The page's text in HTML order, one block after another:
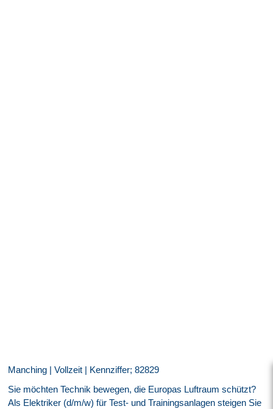
Manching | Vollzeit | Kennziffer; 82829
Sie möchten Technik bewegen, die Europas Luftraum schützt?
Als Elektriker (d/m/w) für Test- und Trainingsanlagen steigen Sie